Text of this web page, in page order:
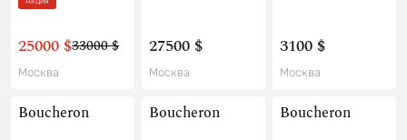
25000 $33000 $
Москва
27500 $
Москва
3100 $
Москва
Boucheron Boucheron Boucheron